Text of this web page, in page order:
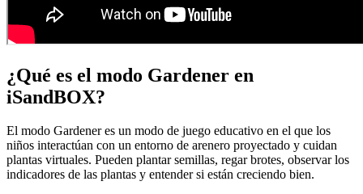
¿Qué es el modo Gardener en
iSandBOX?
El modo Gardener es un modo de juego educativo en el que los
niños interactúan con un entorno de arenero proyectado y cuidan
plantas virtuales. Pueden plantar semillas, regar brotes, observar los
indicadores de las plantas y entender si están creciendo bien.